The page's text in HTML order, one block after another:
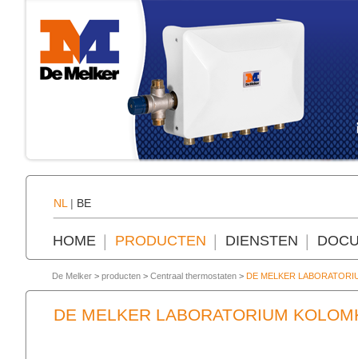
NL | BE
HOME PRODUCTEN DIENSTEN
De Melker > producten > Centraal thermostaten > DE MELKER
DE MELKER LABORATORIUM